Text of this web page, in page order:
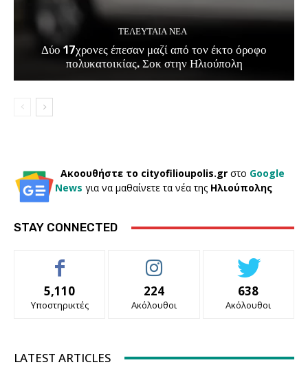
ΤΕΛΕΥΤΑΊΑ ΝΈΑ
Δύο 17χρονες έπεσαν μαζί από τον έκτο όροφο
πολυκατοικίας. Σοκ στην Ηλιούπολη
Ακοουθήστε το cityofilioupolis.gr στο Google
News για να μαθαίνετε τα νέα της Ηλιούπολης
STAY CONNECTED
5,110
Υποστηρικτές
224
Ακόλουθοι
638
Ακόλουθοι
LATEST ARTICLES